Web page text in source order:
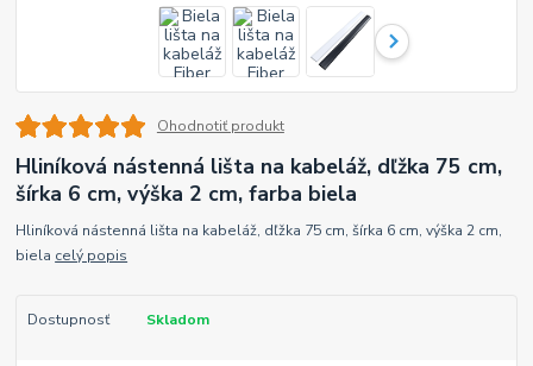
Ohodnotiť produkt
Hliníková nástenná lišta na kabeláž, dľžka 75 cm,
šírka 6 cm, výška 2 cm, farba biela
Hliníková nástenná lišta na kabeláž, dľžka 75 cm, šírka 6 cm, výška 2 cm,
biela celý popis
Dostupnosť Skladom